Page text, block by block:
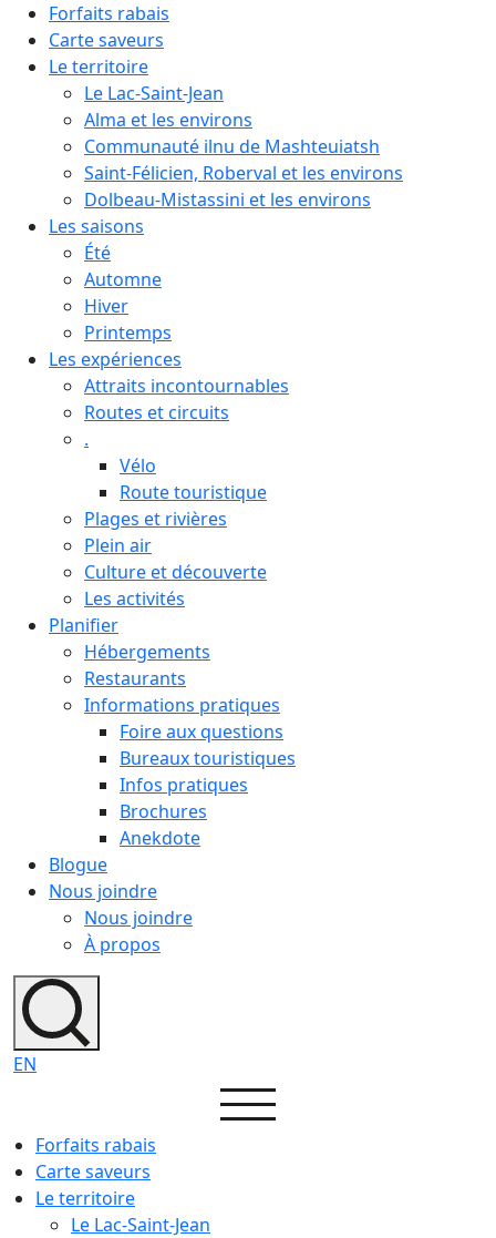
Forfaits rabais
Carte saveurs
Le territoire
Le Lac-Saint-Jean
Alma et les environs
Communauté ilnu de Mashteuiatsh
Saint-Félicien, Roberval et les environs
Dolbeau-Mistassini et les environs
Les saisons
Été
Automne
Hiver
Printemps
Les expériences
Attraits incontournables
Routes et circuits
.
Vélo
Route touristique
Plages et rivières
Plein air
Culture et découverte
Les activités
Planifier
Hébergements
Restaurants
Informations pratiques
Foire aux questions
Bureaux touristiques
Infos pratiques
Brochures
Anekdote
Blogue
Nous joindre
Nous joindre
À propos
EN
Forfaits rabais
Carte saveurs
Le territoire
Le Lac-Saint-Jean